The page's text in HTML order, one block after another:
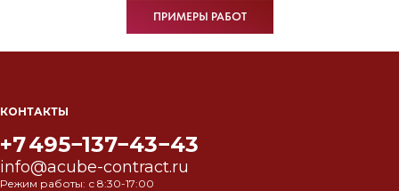
ПРИМЕРЫ РАБОТ
КОНТАКТЫ
+7 495−137−43−43
info@acube-contract.ru
Режим работы: с 8:30-17:00